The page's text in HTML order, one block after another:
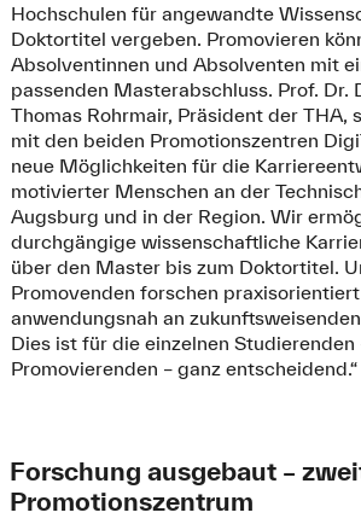
Hochschulen für angewandte
Doktortitel vergeben. Promovieren
Absolventinnen und Absolventen mit
passenden Masterabschluss. Prof. Dr.
Thomas Rohrmair, Präsident der THA,
mit den beiden Promotionszentren
neue Möglichkeiten für die
motivierter Menschen an der
Augsburg und in der Region. Wir
durchgängige wissenschaftliche
über den Master bis zum Doktortitel.
Promovenden forschen
anwendungsnah an
Dies ist für die einzelnen
Promovierenden – ganz entscheidend.“
Forschung ausgebaut –
Promotionszentrum